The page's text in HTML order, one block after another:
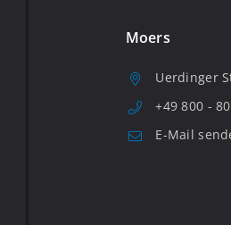
Moers
Uerdinger
+49 800 -
E-Mail